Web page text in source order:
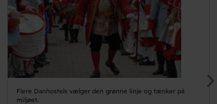
Flere Danhostels vælger den grønne linje og tænker på
miljøet.